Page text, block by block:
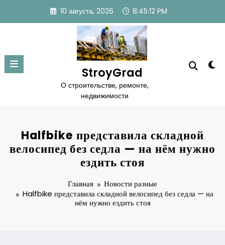
содержимому
10 августа, 2026 8:45:13 PM
StroyGrad
О строительстве, ремонте,
недвижимости
Halfbike представила складной
велосипед без седла — на нём нужно
ездить стоя
Главная
Новости разные
Halfbike представила складной велосипед без седла — на
нём нужно ездить стоя